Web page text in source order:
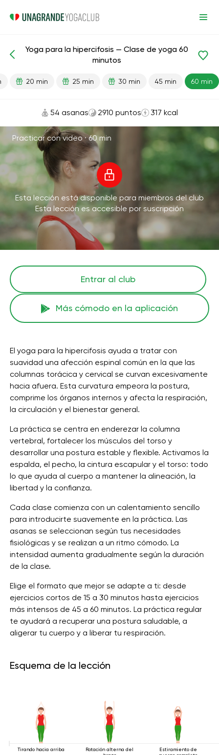
Lecciones preparadas Atrás
Yoga para la hipercifosis — Clase de yoga 60
minutos
20 min 25 min 30 min 45 min 60 min
54 asanas 2910 puntos 317 kcal
Practicar con video ·60 min
Esta lección está disponible para miembros del club
Esta lección es accesible por suscripción
Entrar al club
Más cómodo en la aplicación
El yoga para la hipercifosis ayuda a tratar con
suavidad una afección espinal común en la que las
columnas torácica y cervical se curvan excesivamente
hacia afuera. Esta curvatura empeora la postura,
comprime los órganos internos y afecta la respiración,
la circulación y el bienestar general.
La práctica se centra en enderezar la columna
vertebral, fortalecer los músculos del torso y
desarrollar una postura estable y flexible. Activamos la
espalda, el pecho, la cintura escapular y el torso: todo
lo que ayuda al cuerpo a mantener la alineación, la
libertad y la confianza.
Cada clase comienza con un calentamiento sencillo
para introducirte suavemente en la práctica. Las
asanas se seleccionan según tus necesidades
fisiológicas y se realizan a un ritmo cómodo. La
intensidad aumenta gradualmente según la duración
de la clase.
Elige el formato que mejor se adapte a ti: desde
ejercicios cortos de 15 a 30 minutos hasta ejercicios
más intensos de 45 a 60 minutos. La práctica regular
te ayudará a recuperar una postura saludable, a
aligerar tu cuerpo y a liberar tu respiración.
Esquema de la lección
Tirando hacia arriba
Rotación alterna del
Estiramiento de